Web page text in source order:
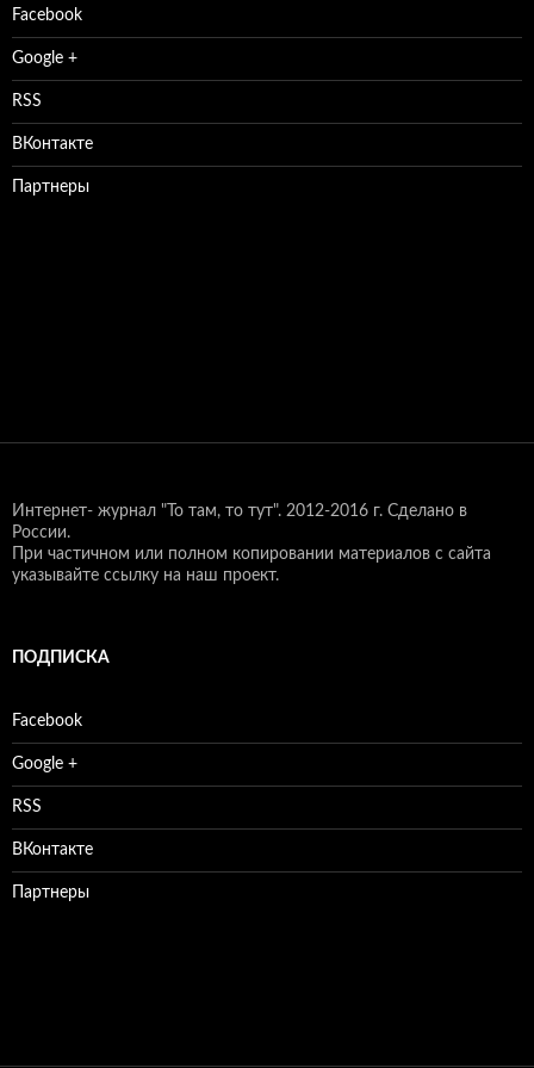
Facebook
Google +
RSS
ВКонтакте
Партнеры
Интернет- журнал "То там, то тут". 2012-2016 г. Сделано в
России.
При частичном или полном копировании материалов с сайта
указывайте ссылку на наш проект.
ПОДПИСКА
Facebook
Google +
RSS
ВКонтакте
Партнеры